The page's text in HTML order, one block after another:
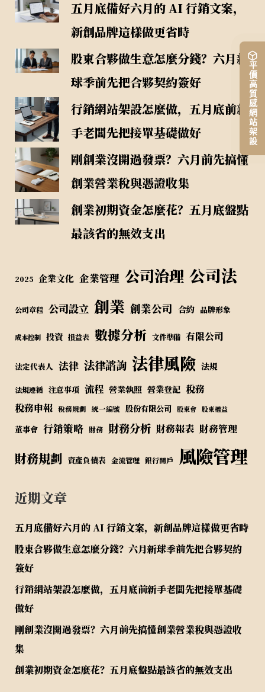
平價高質感網站架設
五月底備好六月的 AI 行銷文案，
新創品牌這樣做更省時
股東合夥做生意怎麼分錢？六月新
球季前先把合夥契約簽好
行銷網站架設怎麼做，五月底前新
手老闆先把接單基礎做好
剛創業沒開過發票？六月前先搞懂
創業營業稅與憑證收集
創業初期資金怎麼花？五月底盤點
最該省的無效支出
2025 企業文化 企業管理 公司治理 公司法
公司章程 公司設立 創業 創業公司 合約 品牌形象
成本控制 投資 損益表 數據分析 文件準備 有限公司
法定代表人 法律 法律諮詢 法律風險 法規
法規遵循 注意事項 流程 營業執照 營業登記 稅務
稅務申報 稅務規劃 統一編號 股份有限公司 股東會 股東權益
董事會 行銷策略 財務 財務分析 財務報表 財務管理
財務規劃 資產負債表 金流管理 銀行開戶 風險管理
近期文章
五月底備好六月的 AI 行銷文案，新創品牌這樣做更省時
股東合夥做生意怎麼分錢？六月新球季前先把合夥契約
簽好
行銷網站架設怎麼做，五月底前新手老闆先把接單基礎
做好
剛創業沒開過發票？六月前先搞懂創業營業稅與憑證收
集
創業初期資金怎麼花？五月底盤點最該省的無效支出